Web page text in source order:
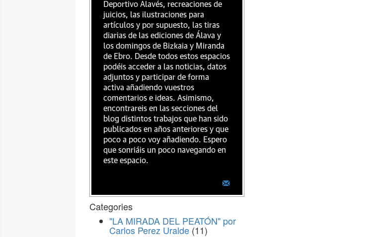
Deportivo Alavés, recreaciones de
juicios, las ilustraciones para
artículos y por supuesto, las tiras
diarias de las ediciones de Álava y
los domingos de Bizkaia y Miranda
de Ebro. Desde todos estos espacios
podéis acceder a las noticias, datos
adjuntos y participar de forma
activa añadiendo vuestros
comentarios e ideas. Asimismo,
encontrareis en las secciones del
blog distintos trabajos que han sido
publicados en años anteriores y que
poco a poco voy añadiendo. Espero
que sonriáis un poco navegando en
este espacio.
Categories
"LA MIRADA DEL PEATÓN" por
Carlos Perez Uralde (11)